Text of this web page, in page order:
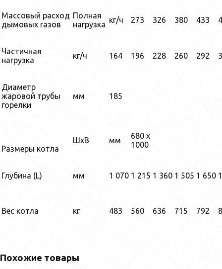
Массовый расход
дымовых газов
Полная
нагрузка кг/ч 273 326 380 433
Частичная
нагрузка
кг/ч 164 196 228 260 292
Диаметр
жаровой трубы
горелки
мм 185
Размеры котла
ШхВ мм
680 x
1000
Глубина (L) мм 1 070 1 215 1 360 1 505 1 650
Вес котла кг 483 560 636 715 792
Похожие товары